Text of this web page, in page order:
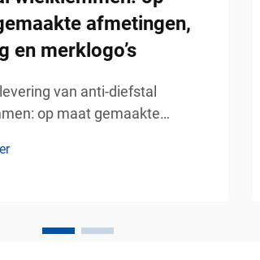
afmetingen,
en merklogo’s
van anti-diefstal
op maat gemaakte